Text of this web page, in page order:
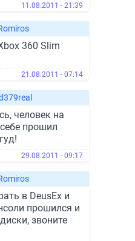
11.08.2011 - 21:39
360 Slim
21.08.2011 - 07:14
человек на
прошил
29.08.2011 - 09:17
в DeusEx и
прошился и
звоните